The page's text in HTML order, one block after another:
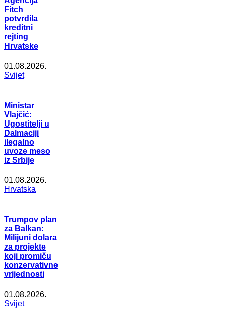
Fitch
potvrdila
kreditni
rejting
Hrvatske
01.08.2026.
Svijet
Ministar
Vlajčić:
Ugostitelji u
Dalmaciji
ilegalno
uvoze meso
iz Srbije
01.08.2026.
Hrvatska
Trumpov plan
za Balkan:
Milijuni dolara
za projekte
koji promiču
konzervativne
vrijednosti
01.08.2026.
Svijet